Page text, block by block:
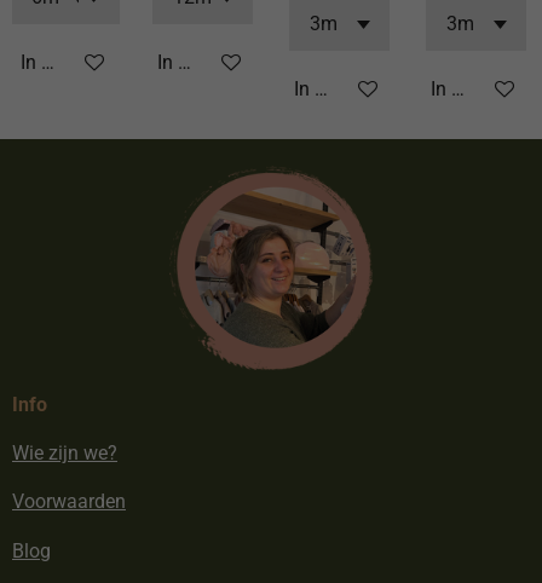
In winkelwagen In winkelwagen
In winkelwagen In
Info
Wie zijn we?
Voorwaarden
Blog